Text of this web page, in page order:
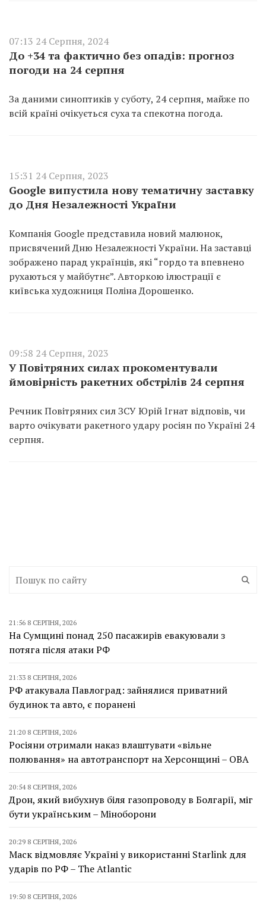
07:13 24 Серпня, 2024
До +34 та фактично без опадів: прогноз
погоди на 24 серпня
За даними синоптиків у суботу, 24 серпня, майже по
всій країні очікується суха та спекотна погода.
15:31 24 Серпня, 2023
Google випустила нову тематичну заставку
до Дня Незалежності України
Компанія Google представила новий малюнок,
присвячений Дню Незалежності України. На заставці
зображено парад українців, які “гордо та впевнено
рухаються у майбутнє”. Авторкою ілюстрації є
київська художниця Поліна Дорошенко.
09:58 24 Серпня, 2023
У Повітряних силах прокоментували
ймовірність ракетних обстрілів 24 серпня
Речник Повітряних сил ЗСУ Юрій Ігнат відповів, чи
варто очікувати ракетного удару росіян по Україні 24
серпня.
21:56 8 СЕРПНЯ, 2026
На Сумщині понад 250 пасажирів евакуювали з
потяга після атаки РФ
21:33 8 СЕРПНЯ, 2026
РФ атакувала Павлоград: зайнялися приватний
будинок та авто, є поранені
21:20 8 СЕРПНЯ, 2026
Росіяни отримали наказ влаштувати «вільне
полювання» на автотранспорт на Херсонщині – ОВА
20:54 8 СЕРПНЯ, 2026
Дрон, який вибухнув біля газопроводу в Болгарії, міг
бути українським – Міноборони
20:29 8 СЕРПНЯ, 2026
Маск відмовляє Україні у використанні Starlink для
ударів по РФ – The Atlantic
19:50 8 СЕРПНЯ, 2026